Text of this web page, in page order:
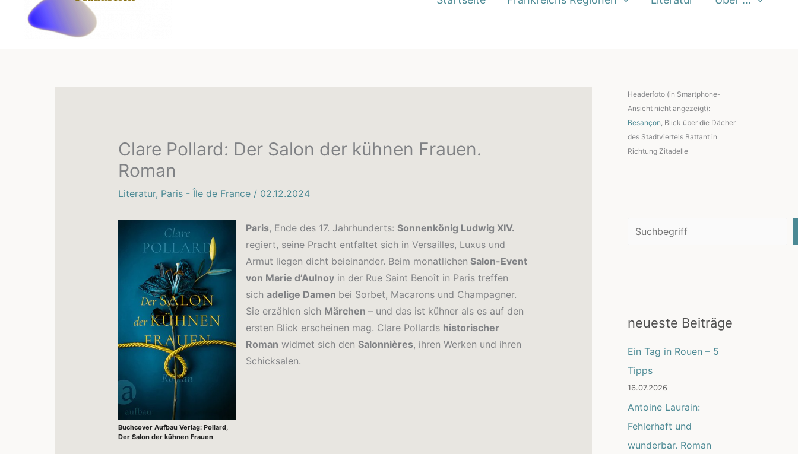
Clare Pollard: Der Salon der kühnen Frauen.
Roman
Literatur, Paris - Île de France/ 02.12.2024
Buchcover Aufbau Verlag: Pollard,
Der Salon der kühnen Frauen
Paris, Ende des 17. Jahrhunderts: Sonnenkönig Ludwig XIV.
regiert, seine Pracht entfaltet sich in Versailles, Luxus und
Armut liegen dicht beieinander. Beim monatlichen Salon-Event
von Marie d’Aulnoy in der Rue Saint Benoît in Paris treffen
sichadelige Damen bei Sorbet, Macarons und Champagner.
Sie erzählen sich Märchen– und das ist kühner als es auf den
ersten Blick erscheinen mag. Clare Pollards historischer
Roman widmet sich den Salonnières, ihren Werken und ihren
Schicksalen.
Headerfoto (in Smartphone-
Ansicht nicht angezeigt):
Besançon, Blick über die Dächer
des Stadtviertels Battant in
Richtung Zitadelle
Suchen
neueste Beiträge
Ein Tag in Rouen – 5
Tipps
16.07.2026
Antoine Laurain:
Fehlerhaft und
wunderbar. Roman